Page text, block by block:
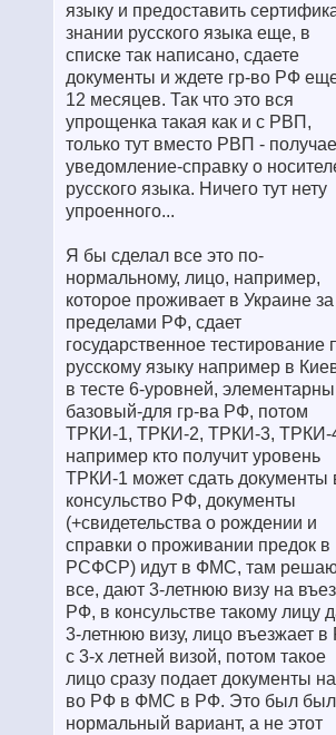
языку и предоставить
знании русского языка еще, в
списке так написано, сдаете
документы и ждете гр-во РФ
12 месяцев. Так что это вся
упрощенка такая как и с РВП,
только тут вместо РВП -
уведомление-справку о
русского языка. Ничего тут нету
упроенного...
Я бы сделал все это по-
нормальному, лицо, например,
которое проживает в Украине за
пределами РФ, сдает
государственное тестирование
русскому языку например в
в тесте 6-уровней,
базовый-для гр-ва РФ, потом
ТРКИ-1, ТРКИ-2, ТРКИ-3, ТРКИ-
например кто получит уровень
ТРКИ-1 может сдать документы
консульство РФ, документы
(+свидетельства о рождении и
справки о проживании предок в
РСФСР) идут в ФМС, там
все, дают 3-летнюю визу на
РФ, в консульстве такому лицу
3-летнюю визу, лицо въезжает
с 3-х летней визой, потом такое
лицо сразу подает документы
во РФ в ФМС в РФ. Это был был
нормальный вариант, а не этот